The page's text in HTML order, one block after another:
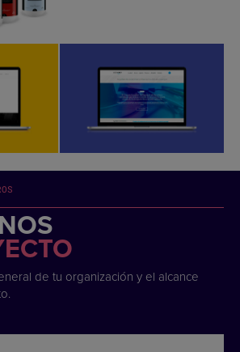
de tu organización y el alcance